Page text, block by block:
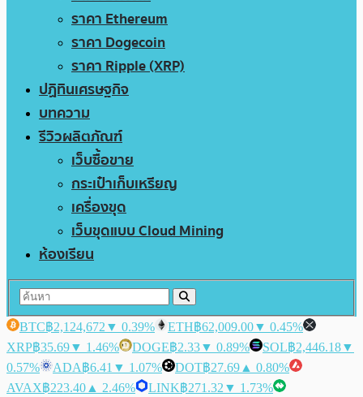
ราคา Ethereum
ราคา Dogecoin
ราคา Ripple (XRP)
ปฏิทินเศรษฐกิจ
บทความ
รีวิวผลิตภัณฑ์
เว็บซื้อขาย
กระเป๋าเก็บเหรียญ
เครื่องขุด
เว็บขุดแบบ Cloud Mining
ห้องเรียน
BTC฿2,124,672 ▼ 0.39% ETH฿62,009.00▼ 0.45%
XRP฿35.69▼ 1.46% DOGE฿2.33▼ 0.89% SOL฿2,446.18▼
0.57%
ADA฿6.41 ▼ 1.07% DOT฿27.69 ▲ 0.80%
AVAX฿223.40 ▲ 2.46% LINK฿271.32 ▼ 1.73%